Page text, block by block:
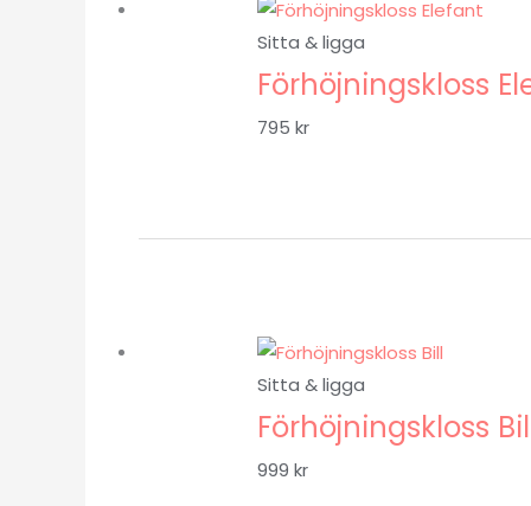
Sitta & ligga
Förhöjningskloss
795kr
Sitta & ligga
Förhöjningskloss
999kr